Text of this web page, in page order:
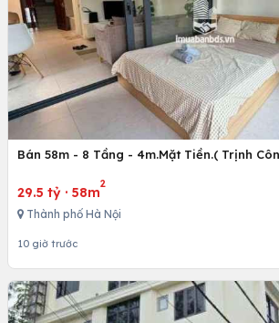
29.5 tỷ · 58m
2
Thành phố Hà Nội
10 giờ trước